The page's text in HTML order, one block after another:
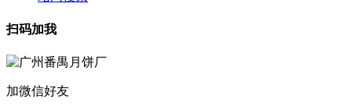
扫码加我
加微信好友